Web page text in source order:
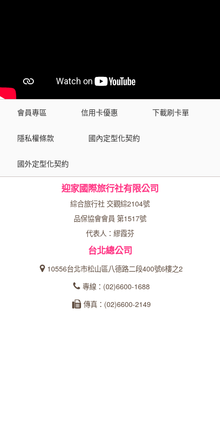
會員專區 信用卡優惠 下載刷卡單
隱私權條款 國內定型化契約
國外定型化契約
迎家國際旅行社有限公司
綜合旅行社 交觀綜2104號
品保協會會員 第1517號
代表人：繆霞芬
台北總公司
10556台北市松山區八德路二段400號6樓之2
專線：(02)6600-1688
傳真：(02)6600-2149